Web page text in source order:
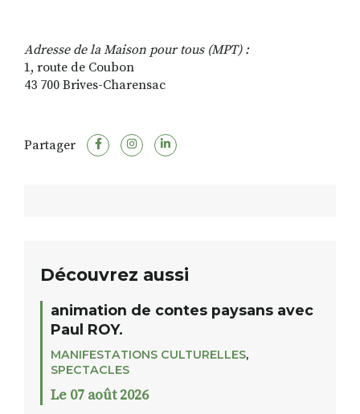
Adresse de la Maison pour tous (MPT) :
1, route de Coubon
43 700 Brives-Charensac
Partager
Découvrez aussi
animation de contes paysans avec
Paul ROY.
MANIFESTATIONS CULTURELLES,
SPECTACLES
Le 07 août 2026